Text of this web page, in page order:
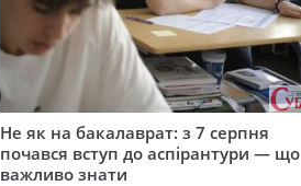
Не як на бакалаврат: з 7 серпня
почався вступ до аспірантури — що
важливо знати